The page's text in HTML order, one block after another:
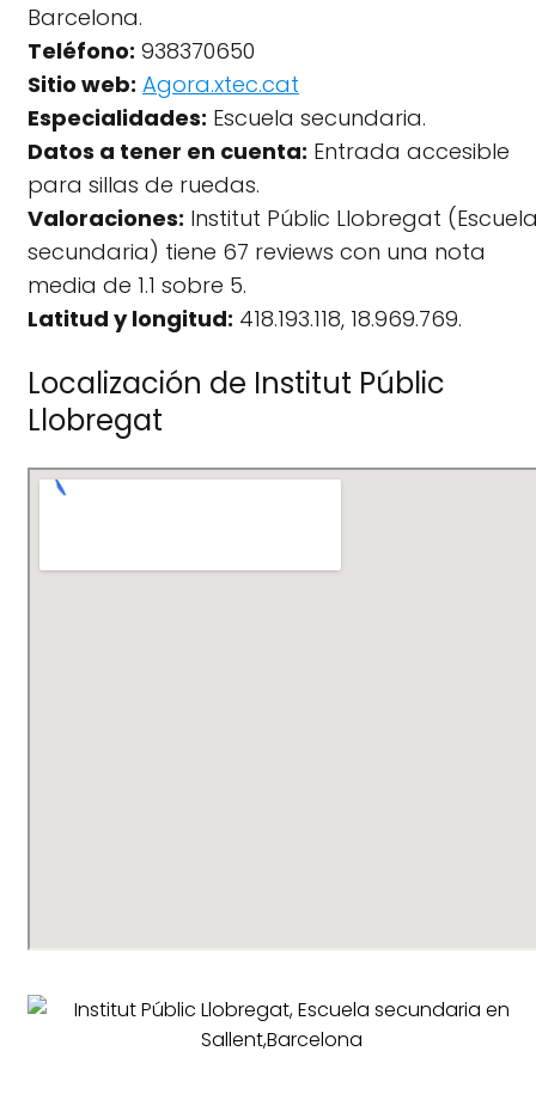
Barcelona.
Teléfono: 938370650
Sitio web: Agora.xtec.cat
Especialidades: Escuela secundaria.
Datos a tener en cuenta: Entrada accesible
para sillas de ruedas.
Valoraciones: Institut Públic Llobregat
secundaria) tiene 67 reviews con una nota
media de 1.1 sobre 5.
Latitud y longitud: 418.193.118, 18.969.769.
Localización de Institut Públic
Llobregat